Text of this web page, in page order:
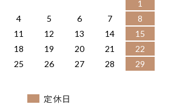
1
4 5 6 7
8
11 12 13 14
15
18 19 20 21
22
25 26 27 28
29
定休日